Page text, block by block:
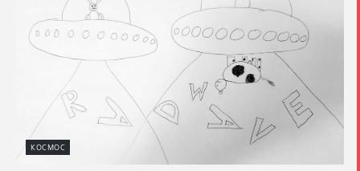
КОСМОС